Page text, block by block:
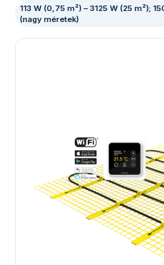
113 W (0,75 m²) – 3125 W (25 m²);
(nagy méretek)